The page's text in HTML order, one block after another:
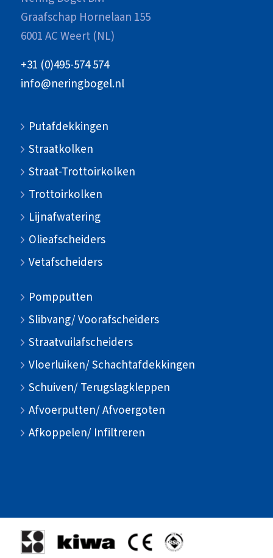
Graafschap Hornelaan 155
6001 AC Weert (NL)
+31 (0)495-574 574
info@neringbogel.nl
Putafdekkingen
Straatkolken
Straat-Trottoirkolken
Trottoirkolken
Lijnafwatering
Olieafscheiders
Vetafscheiders
Pompputten
Slibvang/ Voorafscheiders
Straatvuilafscheiders
Vloerluiken/ Schachtafdekkingen
Schuiven/ Terugslagkleppen
Afvoerputten/ Afvoergoten
Afkoppelen/ Infiltreren